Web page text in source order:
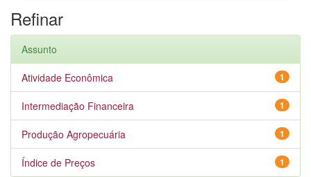
Refinar
Assunto
1
Atividade Econômica
1
Intermediação Financeira
1
Produção Agropecuária
1
Índice de Preços